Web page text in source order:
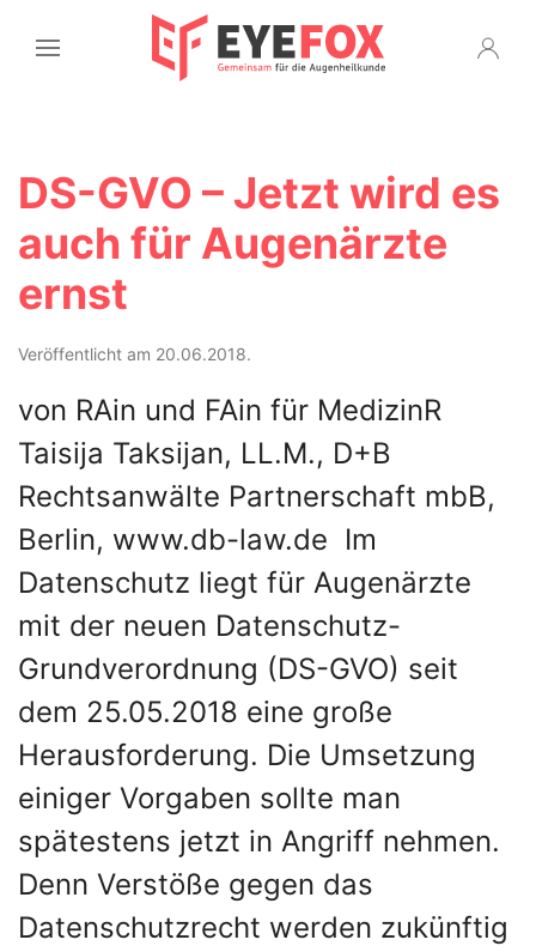
DS-GVO – Jetzt wird es
auch für Augenärzte
ernst
Veröffentlicht am 20.06.2018.
von RAin und FAin für MedizinR
Taisija Taksijan, LL.M., D+B
Rechtsanwälte Partnerschaft mbB,
Berlin, www.db-law.de Im
Datenschutz liegt für Augenärzte
mit der neuen Datenschutz-
Grundverordnung (DS-GVO) seit
dem 25.05.2018 eine große
Herausforderung. Die Umsetzung
einiger Vorgaben sollte man
spätestens jetzt in Angriff nehmen.
Denn Verstöße gegen das
Datenschutzrecht werden zukünftig